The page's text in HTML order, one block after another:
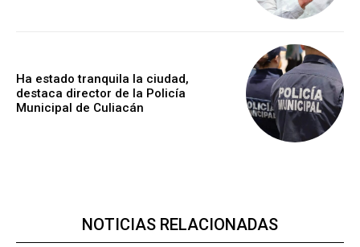
Ha estado tranquila la ciudad,
destaca director de la Policía
Municipal de Culiacán
NOTICIAS RELACIONADAS